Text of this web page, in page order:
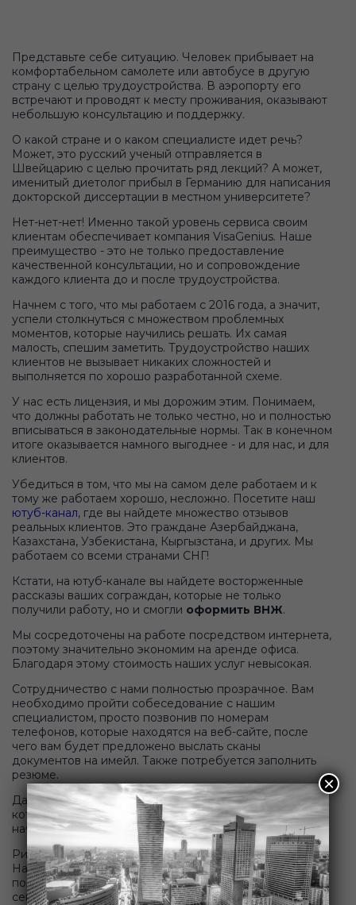
Представьте себе ситуацию. Человек прибывает на
комфортабельном самолете или автобусе в другую
страну с целью трудоустройства. В аэропорту его
встречают и проводят к месту проживания, оказывают
небольшую консультацию и поддержку.
О какой стране и о каком специалисте идет речь?
Может, это русский ученый отправляется в
Швейцарию с целью прочитать ряд лекций? А может,
именитый диетолог прибыл в Германию для написания
докторской диссертации в местном университете?
Нет-нет-нет! Именно такой уровень сервиса своим
клиентам обеспечивает компания VisaGenius. Наше
преимущество - это не только предоставление
качественной консультации, но и сопровождение
каждого клиента до и после трудоустройства.
Начнем с того, что мы работаем с 2016 года, а значит,
успели столкнуться с множеством проблемных
моментов, которые научились решать. Их самая
малость, спешим заметить. Трудоустройство наших
клиентов не вызывает никаких сложностей и
выполняется по хорошо разработанной схеме.
У нас есть лицензия, и мы дорожим этим. Понимаем,
что должны работать не только честно, но и полностью
вписываться в законодательные нормы. Так в конечном
итоге оказывается намного выгоднее - и для нас, и для
клиентов.
Убедиться в том, что мы на самом деле работаем и к
тому же работаем хорошо, несложно. Посетите наш
ютуб-канал, где вы найдете множество отзывов
реальных клиентов. Это граждане Азербайджана,
Казахстана, Узбекистана, Кыргызстана, и других. Мы
работаем со всеми странами СНГ!
Кстати, на ютуб-канале вы найдете восторженные
рассказы ваших сограждан, которые не только
получили работу, но и смогли оформить ВНЖ.
Мы сосредоточены на работе посредством интернета,
поэтому значительно экономим на аренде офиса.
Благодаря этому стоимость наших услуг невысокая.
Сотрудничество с нами полностью прозрачное. Вам
необходимо пройти собеседование с нашим
специалистом, просто позвонив по номерам
телефонов, которые находятся на веб-сайте, после
чего вам будет предложено выслать сканы
документов на имейл. Также потребуется заполнить
резюме.
Дальше мы все берем на себя: предлагаем вакансии,
которые вам точно подойдут, вы делаете выбор, и мы
начинаем процесс оформления.
Риски и вероятность мошенничества отсутствуют.
Наша миссия - не только трудоустройство, но и
помощь тем, кто хотел бы перевезти в Польшу свою
семью. Подготавливаем пакет необходимых
×